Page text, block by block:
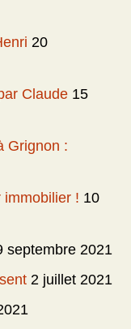
20
Claude 15
Grignon :
immobilier ! 10
septembre 2021
2 juillet 2021